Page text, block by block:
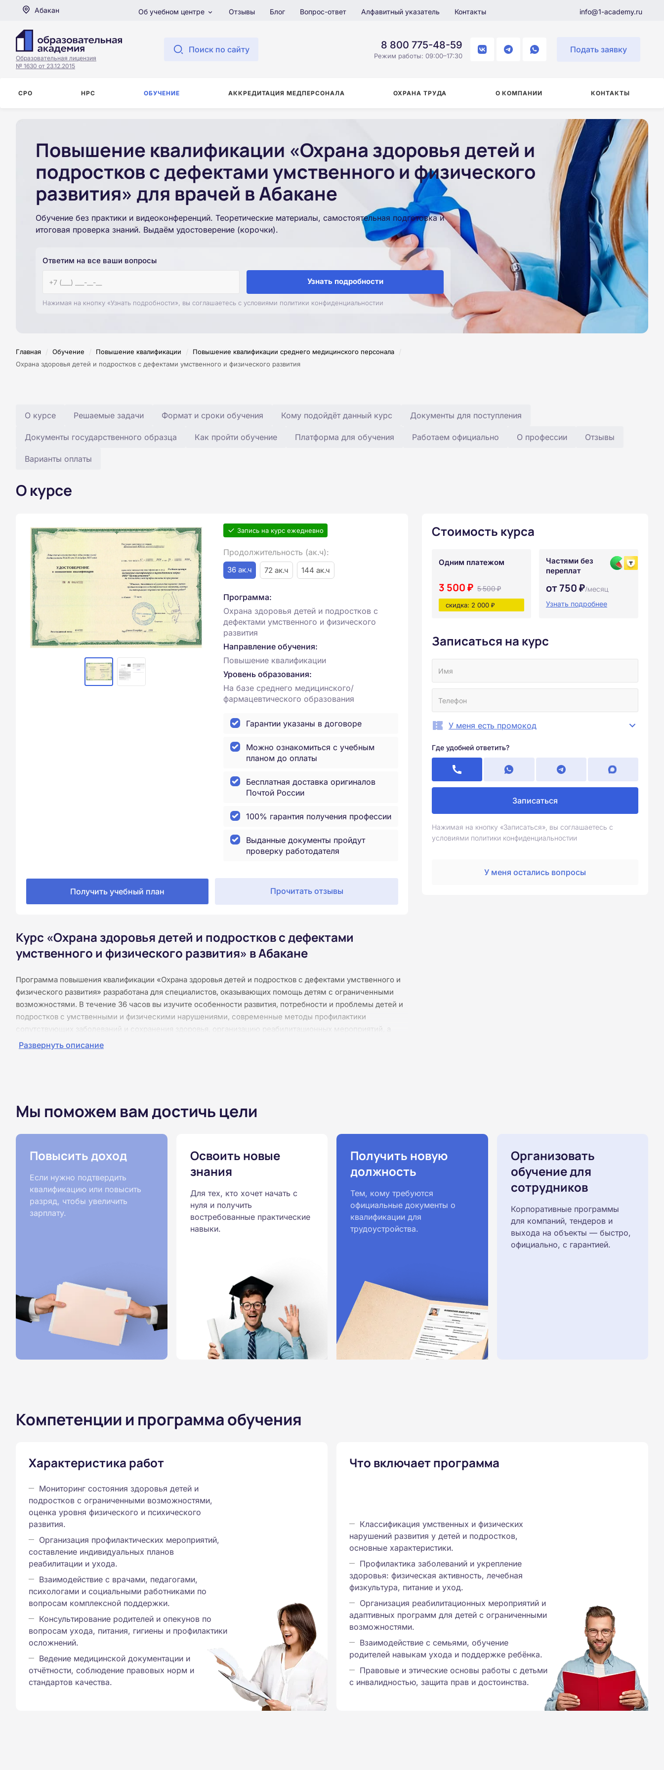
Абакан Об учебном центре Отзывы Блог Вопрос-ответ Алфавитный указатель Контакты info@1-academy.ru
Образовательная лицензия
№ 1630 от 23.12.2015
Поиск по сайту 8 800 775-48-59
Режим работы: 09:00–17:30
Подать заявку
СРО НРС ОБУЧЕНИЕ АККРЕДИТАЦИЯ МЕДПЕРСОНАЛА ОХРАНА ТРУДА О КОМПАНИИ КОНТАКТЫ
Повышение квалификации «Охрана здоровья детей и
подростков с дефектами умственного и физического
развития» для врачей в Абакане
Обучение без практики и видеоконференций. Теоретические материалы, самостоятельная подготовка и
итоговая проверка знаний. Выдаём удостоверение (корочки).
Ответим на все ваши вопросы
Узнать подробности
Нажимая на кнопку «Узнать подробности», вы соглашаетесь с условиями политики конфиденциальностии
Главная / Обучение / Повышение квалификации / Повышение квалификации среднего медицинского персонала /
Охрана здоровья детей и подростков с дефектами умственного и физического развития
О курсе Решаемые задачи Формат и сроки обучения Кому подойдёт данный курс Документы для поступления
Документы государственного образца Как пройти обучение Платформа для обучения Работаем официально О профессии Отзывы
Варианты оплаты
О курсе
Запись на курс ежедневно
Продолжительность (ак.ч):
36 ак.ч 72 ак.ч 144 ак.ч
Программа:
Охрана здоровья детей и подростков с
дефектами умственного и физического
развития
Направление обучения:
Повышение квалификации
Уровень образования:
На базе среднего медицинского/
фармацевтического образования
Гарантии указаны в договоре
Можно ознакомиться с учебным
планом до оплаты
Бесплатная доставка оригиналов
Почтой России
100% гарантия получения профессии
Выданные документы пройдут
проверку работодателя
Получить учебный план Прочитать отзывы
Курс «Охрана здоровья детей и подростков с дефектами
умственного и физического развития» в Абакане
Программа повышения квалификации «Охрана здоровья детей и подростков с дефектами умственного и
физического развития» разработана для специалистов, оказывающих помощь детям с ограниченными
возможностями. В течение 36 часов вы изучите особенности развития, потребности и проблемы детей и
подростков с умственными и физическими нарушениями, современные методы профилактики
сопутствующих заболеваний и сохранения здоровья, организацию реабилитационных мероприятий, а
также взаимодействие с семьями и междисциплинарными командами. Обучение проходит
Развернуть описание
Стоимость курса
Одним платежом
3 500 ₽ 5 500 ₽
скидка: 2 000 ₽
Частями без
переплат
от 750 ₽/месяц
Узнать подробнее
Записаться на курс
У меня есть промокод
Где удобней ответить?
Записаться
Нажимая на кнопку «Записаться», вы соглашаетесь с
условиями политики конфиденциальностии
У меня остались вопросы
Мы поможем вам достичь цели
Повысить доход
Если нужно подтвердить
квалификацию или повысить
разряд, чтобы увеличить
зарплату.
Освоить новые
знания
Для тех, кто хочет начать с
нуля и получить
востребованные практические
навыки.
Получить новую
должность
Тем, кому требуются
официальные документы о
квалификации для
трудоустройства.
Организовать
обучение для
сотрудников
Корпоративные программы
для компаний, тендеров и
выхода на объекты — быстро,
официально, с гарантией.
Компетенции и программа обучения
Характеристика работ
Мониторинг состояния здоровья детей и
подростков с ограниченными возможностями,
оценка уровня физического и психического
развития.
Организация профилактических мероприятий,
составление индивидуальных планов
реабилитации и ухода.
Взаимодействие с врачами, педагогами,
психологами и социальными работниками по
вопросам комплексной поддержки.
Консультирование родителей и опекунов по
вопросам ухода, питания, гигиены и профилактики
осложнений.
Ведение медицинской документации и
отчётности, соблюдение правовых норм и
стандартов качества.
Что включает программа
Классификация умственных и физических
нарушений развития у детей и подростков,
основные характеристики.
Профилактика заболеваний и укрепление
здоровья: физическая активность, лечебная
физкультура, питание и уход.
Организация реабилитационных мероприятий и
адаптивных программ для детей с ограниченными
возможностями.
Взаимодействие с семьями, обучение
родителей навыкам ухода и поддержке ребёнка.
Правовые и этические основы работы с детьми
с инвалидностью, защита прав и достоинства.